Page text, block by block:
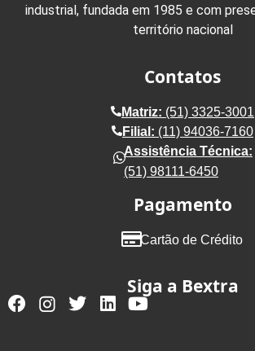
industrial, fundada em 1985 e com
território nacional
Contatos
Matriz: (51) 3325-3001
Filial: (11) 94036-7160
Assistência Técnica:
(51) 98111-6450
Pagamento
Cartão de Crédito
Siga a Bextra